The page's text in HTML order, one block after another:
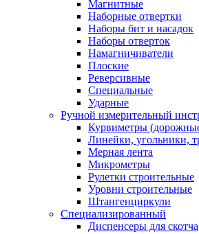
Магнитные
Наборные отвертки
Наборы бит и насадок
Наборы отверток
Намагничиватели
Плоские
Реверсивные
Специальные
Ударные
Ручной измерительный
Курвиметры
Линейки, угольники,
Мерная лента
Микрометры
Рулетки строительные
Уровни строительные
Штангенциркули
Специализированный
Диспенсеры для скотча